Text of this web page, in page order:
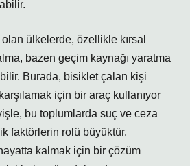
ülkelerde, özellikle kırsal
bazen geçim kaynağı yaratma
Burada, bisiklet çalan kişi
için bir araç kullanıyor
bu toplumlarda suç ve ceza
faktörlerin rolü büyüktür.
kalmak için bir çözüm